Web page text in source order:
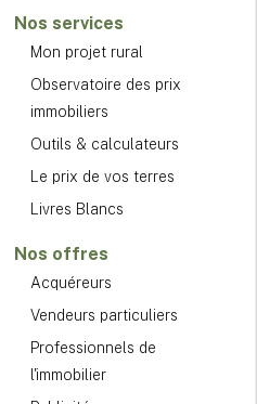
Nos services
Mon projet rural
Observatoire des prix
immobiliers
Outils & calculateurs
Le prix de vos terres
Livres Blancs
Nos offres
Acquéreurs
Vendeurs particuliers
Professionnels de
l'immobilier